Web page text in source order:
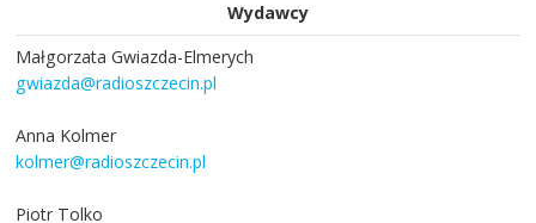
Wydawcy
Małgorzata Gwiazda-Elmerych
gwiazda@radioszczecin.pl
Anna Kolmer
kolmer@radioszczecin.pl
Piotr Tolko